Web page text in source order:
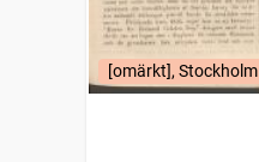
[omärkt], Stockholm